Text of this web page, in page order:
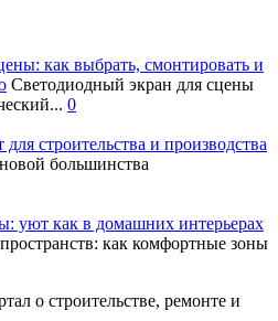
как выбрать, смонтировать и
Светодиодный экран для сцены
0
строительства и производства
большинства
уют как в домашних интерьерах
как комфортные зоны
о строительстве, ремонте и